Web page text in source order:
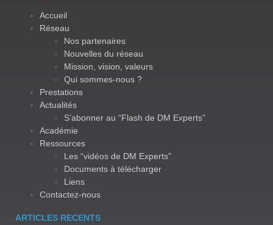
Accueil
Réseau
Nos partenaires
Nouvelles du réseau
Mission, vision, valeurs
Qui sommes-nous ?
Prestations
Actualités
S’abonner au “Flash de DM Experts”
Académie
Ressources
Les “vidéos de DM Experts”
Documents à télécharger
Liens
Contactez-nous
ARTICLES RECENTS